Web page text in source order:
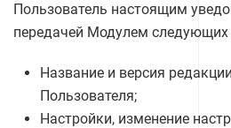
Пользователь настоящим
передачей Модулем следующих
Название и версия
Пользователя;
Настройки, изменение